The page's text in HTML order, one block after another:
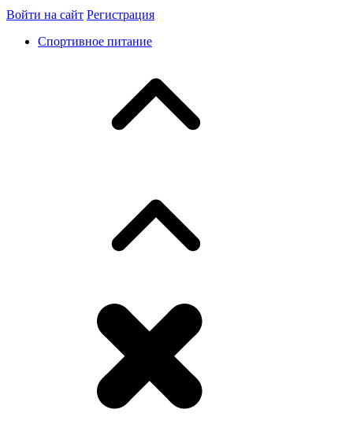
Войти на сайт Регистрация
Спортивное питание